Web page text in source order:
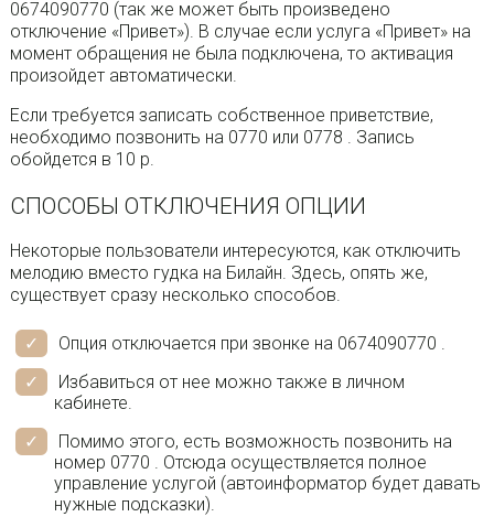
0674090770 (так же может быть произведено
отключение «Привет»). В случае если услуга «Привет» на
момент обращения не была подключена, то активация
произойдет автоматически.
Если требуется записать собственное приветствие,
необходимо позвонить на 0770 или 0778 . Запись
обойдется в 10 р.
СПОСОБЫ ОТКЛЮЧЕНИЯ ОПЦИИ
Некоторые пользователи интересуются, как отключить
мелодию вместо гудка на Билайн. Здесь, опять же,
существует сразу несколько способов.
Опция отключается при звонке на 0674090770 .
Избавиться от нее можно также в личном
кабинете.
Помимо этого, есть возможность позвонить на
номер 0770 . Отсюда осуществляется полное
управление услугой (автоинформатор будет давать
нужные подсказки).